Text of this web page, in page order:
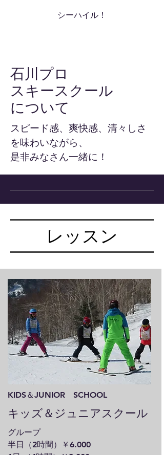
​シーハイル！
石川プロ
スキースクール
​について
スピード感、爽快感、清々しさ
を味わいながら、
是非みなさん一緒に！
レッスン
KIDS＆JUNIOR SCHOOL
キッズ＆ジュニアスクール
グループ
半日（2時間）￥6.000